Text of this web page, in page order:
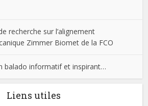
recherche sur l’alignement
Zimmer Biomet de la FCO
balado informatif et inspirant…
Liens utiles